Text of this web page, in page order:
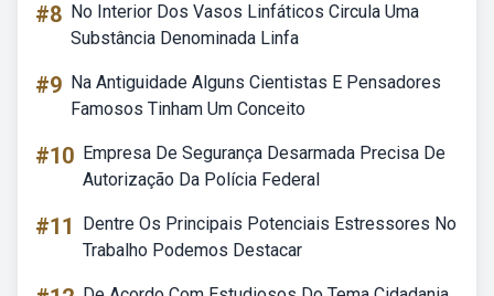
#8 No Interior Dos Vasos Linfáticos Circula Uma
Substância Denominada Linfa
#9 Na Antiguidade Alguns Cientistas E Pensadores
Famosos Tinham Um Conceito
#10 Empresa De Segurança Desarmada Precisa De
Autorização Da Polícia Federal
#11
Dentre Os Principais Potenciais Estressores No
Trabalho Podemos Destacar